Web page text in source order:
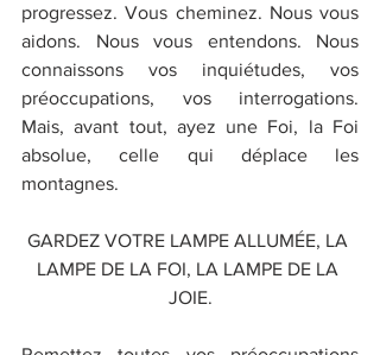
progressez. Vous cheminez. Nous vous
aidons. Nous vous entendons. Nous
connaissons vos inquiétudes, vos
préoccupations, vos interrogations.
Mais, avant tout, ayez une Foi, la Foi
absolue, celle qui déplace les
montagnes.
GARDEZ VOTRE LAMPE ALLUMÉE, LA
LAMPE DE LA FOI, LA LAMPE DE LA
JOIE.